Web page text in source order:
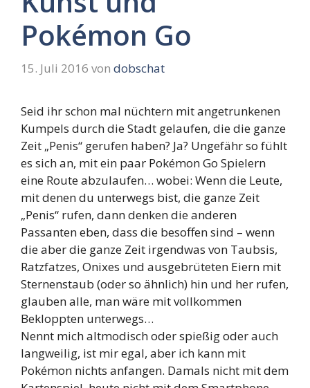
Pokémon Go
15. Juli 2016 von dobschat
Seid ihr schon mal nüchtern mit angetrunkenen
Kumpels durch die Stadt gelaufen, die die ganze
Zeit „Penis“ gerufen haben? Ja? Ungefähr so fühlt
es sich an, mit ein paar Pokémon Go Spielern
eine Route abzulaufen… wobei: Wenn die Leute,
mit denen du unterwegs bist, die ganze Zeit
„Penis“ rufen, dann denken die anderen
Passanten eben, dass die besoffen sind – wenn
die aber die ganze Zeit irgendwas von Taubsis,
Ratzfatzes, Onixes und ausgebrüteten Eiern mit
Sternenstaub (oder so ähnlich) hin und her rufen,
glauben alle, man wäre mit vollkommen
Bekloppten unterwegs…
Nennt mich altmodisch oder spießig oder auch
langweilig, ist mir egal, aber ich kann mit
Pokémon nichts anfangen. Damals nicht mit dem